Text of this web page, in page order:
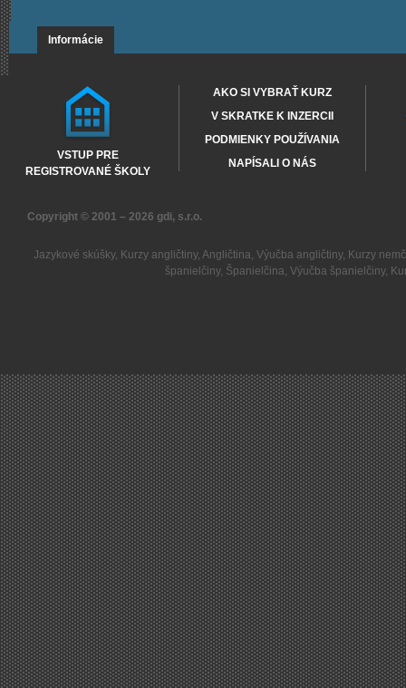
Informácie
VSTUP PRE
REGISTROVANÉ ŠKOLY
AKO SI VYBRAŤ KURZ
V SKRATKE K INZERCII
PODMIENKY POUŽÍVANIA
NAPÍSALI O NÁS
Copyright © 2001 – 2026 gdi, s.r.o.
Jazykové skúšky, Kurzy angličtiny, Angličtina, Výučba angličtiny, Kurzy
španielčiny, Španielčina, Výučba španielčiny,